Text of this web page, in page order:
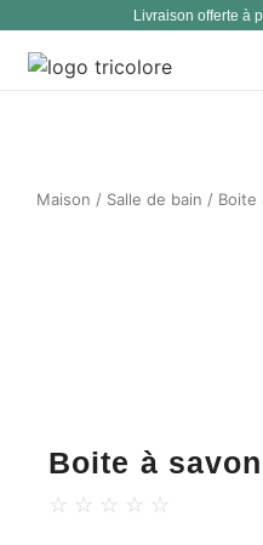
Livraison offerte à
Maison / Salle de bain / Boite
Boite à savon
☆ ☆ ☆ ☆ ☆